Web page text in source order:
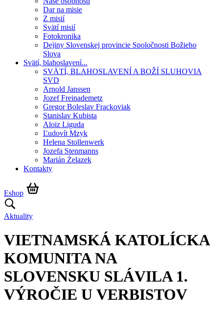
Dar na misie
Z misií
Svätí misií
Fotokronika
Dejiny Slovenskej provincie Spoločnosti Božieho
Slova
Svätí, blahoslavení...
SVÄTÍ, BLAHOSLAVENÍ A BOŽÍ SLUHOVIA
SVD
Arnold Janssen
Jozef Freinademetz
Gregor Boleslav Frackoviak
Stanislav Kubista
Aloiz Liguda
Ľudovít Mzyk
Helena Stollenwerk
Jozefa Stenmanns
Marián Żelazek
Kontakty
Eshop
Aktuality
VIETNAMSKÁ KATOLÍCKA
KOMUNITA NA
SLOVENSKU SLÁVILA 1.
VÝROČIE U VERBISTOV